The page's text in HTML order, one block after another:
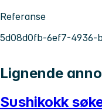
Referanse
5d08d0fb-6ef7-4936-
Lignende
Sushikokk